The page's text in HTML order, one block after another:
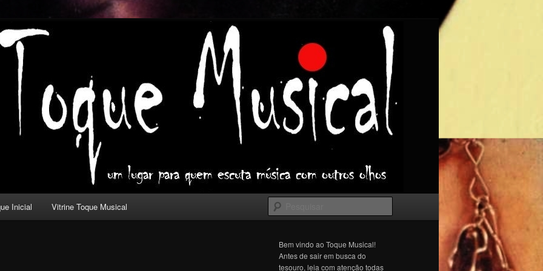
com outros olhos.
Inicial Vitrine Toque Musical
Bem vindo ao Toque Musical!
Antes de sair em busca do
tesouro, leia com atenção todas